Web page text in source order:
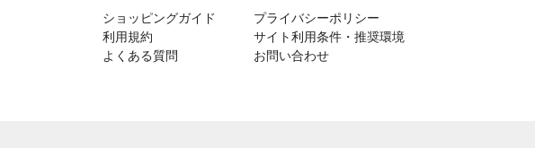
ショッピングガイド
利用規約
よくある質問
プライバシーポリシー
サイト利用条件・推奨環境
お問い合わせ